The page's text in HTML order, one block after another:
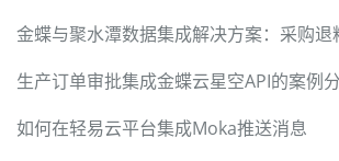
金蝶与聚水潭数据集成解决方案：采购退
生产订单审批集成金蝶云星空API的案例
如何在轻易云平台集成Moka推送消息